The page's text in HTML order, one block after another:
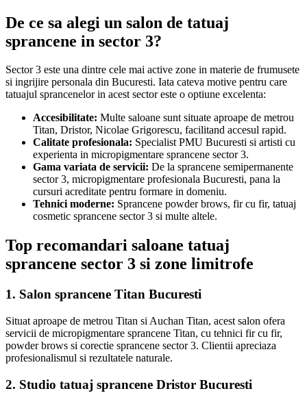
De ce sa alegi un salon de tatuaj
sprancene in sector 3?
Sector 3 este una dintre cele mai active zone in materie de frumusete
si ingrijire personala din Bucuresti. Iata cateva motive pentru care
tatuajul sprancenelor in acest sector este o optiune excelenta:
Accesibilitate: Multe saloane sunt situate aproape de metrou
Titan, Dristor, Nicolae Grigorescu, facilitand accesul rapid.
Calitate profesionala: Specialist PMU Bucuresti si artisti cu
experienta in micropigmentare sprancene sector 3.
Gama variata de servicii: De la sprancene semipermanente
sector 3, micropigmentare profesionala Bucuresti, pana la
cursuri acreditate pentru formare in domeniu.
Tehnici moderne: Sprancene powder brows, fir cu fir, tatuaj
cosmetic sprancene sector 3 si multe altele.
Top recomandari saloane tatuaj
sprancene sector 3 si zone limitrofe
1. Salon sprancene Titan Bucuresti
Situat aproape de metrou Titan si Auchan Titan, acest salon ofera
servicii de micropigmentare sprancene Titan, cu tehnici fir cu fir,
powder brows si corectie sprancene sector 3. Clientii apreciaza
profesionalismul si rezultatele naturale.
2. Studio tatuaj sprancene Dristor Bucuresti